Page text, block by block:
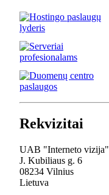
Rekvizitai
UAB "Interneto vizija"
J. Kubiliaus g. 6
08234 Vilnius
Lietuva